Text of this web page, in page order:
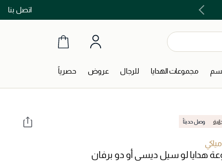
اتصل بنااشتري الآن و ادفع لاحقاً مع تابي و تمارا!
مجموعات الهدايا للرجال عروض حصرياً
وصل حديثاً
هدايا لو سيل ديسي أو دو برفان